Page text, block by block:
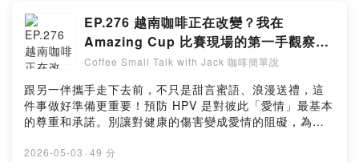
@桃園 農民品種課程-6/25 @阿里山 農民後製課程-06/30
花蓮後製加工課程進階班-7月 TBD ＠美國Indianapolis
SCA Q-GRADER V1.0 COURSE-7/28~7/31台北【SCA
CSP 烘豆初中級認證課程】-10月 TBD @瓜地馬拉 安提
瓜 國際後製科學營 Authorized Processing Training-
10/25 ＠尼加拉瓜百年莊園MIERISCH 咖啡莊園後製營
隊-12/03~1204＠花蓮 農民後製加工課程高階班 花蓮後製
加工課程-12/14~12/19 @越南 國際Q Grader課
程-12/21~12/23 @越南 國際後製科學營-2026.01 TBD
EP.276 越南咖啡正在改變？我在
Amazing Cup 比賽現場的第一手觀察｜
第七季
Coffee Small Talk with Jack 咖啡簡單說
跟另一伴攜手走下去前，不只是甜言蜜語、浪漫送禮，這
件事做好準備更重要！預防 HPV 是對彼此「愛情」最基本
的尊重和承諾。別讓對健康的傷害變成愛情的阻礙，為彼
展現你對愛的承諾。男女1+1 主動防禦HPV(人類乳突病
2026-05-03 · 49 分